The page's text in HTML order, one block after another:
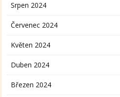
Srpen 2024
Červenec 2024
Květen 2024
Duben 2024
Březen 2024